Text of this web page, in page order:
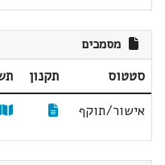
מסמכים
סטטוס תקנון
אישור/תוקף